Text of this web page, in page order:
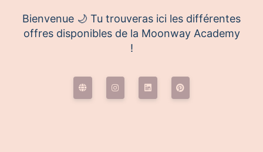
Bienvenue 🌙 Tu trouveras ici les différentes
offres disponibles de la Moonway Academy
!